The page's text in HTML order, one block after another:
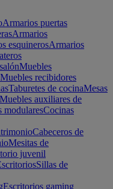
Armarios puertas
Armarios
esquinerosArmarios
Muebles
Muebles recibidores
Taburetes de cocinaMesas
Muebles auxiliares de
modularesCocinas
Cabeceros de
Mesitas de
juvenil
Sillas de
Escritorios gaming